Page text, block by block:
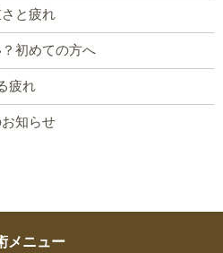
と疲れ
初めての方へ
疲れ
知らせ
メニュー